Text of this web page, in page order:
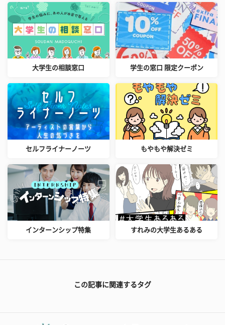
大学生の相談窓口 学生の窓口 限定クーポン
セルフライナーノーツ もやもや解決ゼミ
インターンシップ特集 すれみの大学生あるある
この記事に関連するタグ